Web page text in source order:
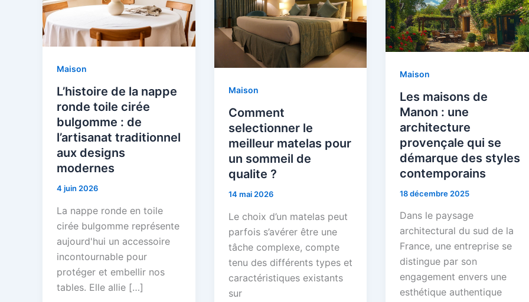
Maison
L’histoire de la nappe
ronde toile cirée
bulgomme : de
l’artisanat traditionnel
aux designs
modernes
4 juin 2026
La nappe ronde en toile
cirée bulgomme représente
aujourd'hui un accessoire
incontournable pour
protéger et embellir nos
tables. Elle allie […]
Maison
Comment
selectionner le
meilleur matelas pour
un sommeil de
qualite ?
14 mai 2026
Le choix d’un matelas peut
parfois s’avérer être une
tâche complexe, compte
tenu des différents types et
caractéristiques existants
sur
Maison
Les maisons de
Manon : une
architecture
provençale qui se
démarque des styles
contemporains
18 décembre 2025
Dans le paysage
architectural du sud de la
France, une entreprise se
distingue par son
engagement envers une
esthétique authentique